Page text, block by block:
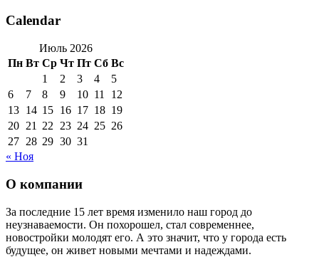
Calendar
Июль 2026
Пн Вт Ср Чт Пт Сб Вс
1
2 3 4
5
6
7 8 9 10 11
12
13 14 15 16 17 18 19
20 21 22 23 24 25 26
27 28 29 30 31
« Ноя
О компании
За последние 15 лет время изменило наш город до
неузнаваемости. Он похорошел, стал современнее,
новостройки молодят его. А это значит, что у города есть
будущее, он живет новыми мечтами и надеждами.